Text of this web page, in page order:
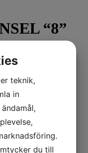
“8”
teknik,
in
du till